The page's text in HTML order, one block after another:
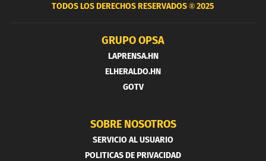
TODOS LOS DERECHOS RESERVADOS ®2025
GRUPO OPSA
LAPRENSA.HN
ELHERALDO.HN
GOTV
SOBRE NOSOTROS
SERVICIO AL USUARIO
POLITICAS DE PRIVACIDAD